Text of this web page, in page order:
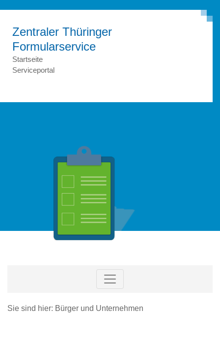
Zentraler Thüringer
Formular­service
Startseite
Serviceportal
Sie sind hier: Bürger und Unternehmen